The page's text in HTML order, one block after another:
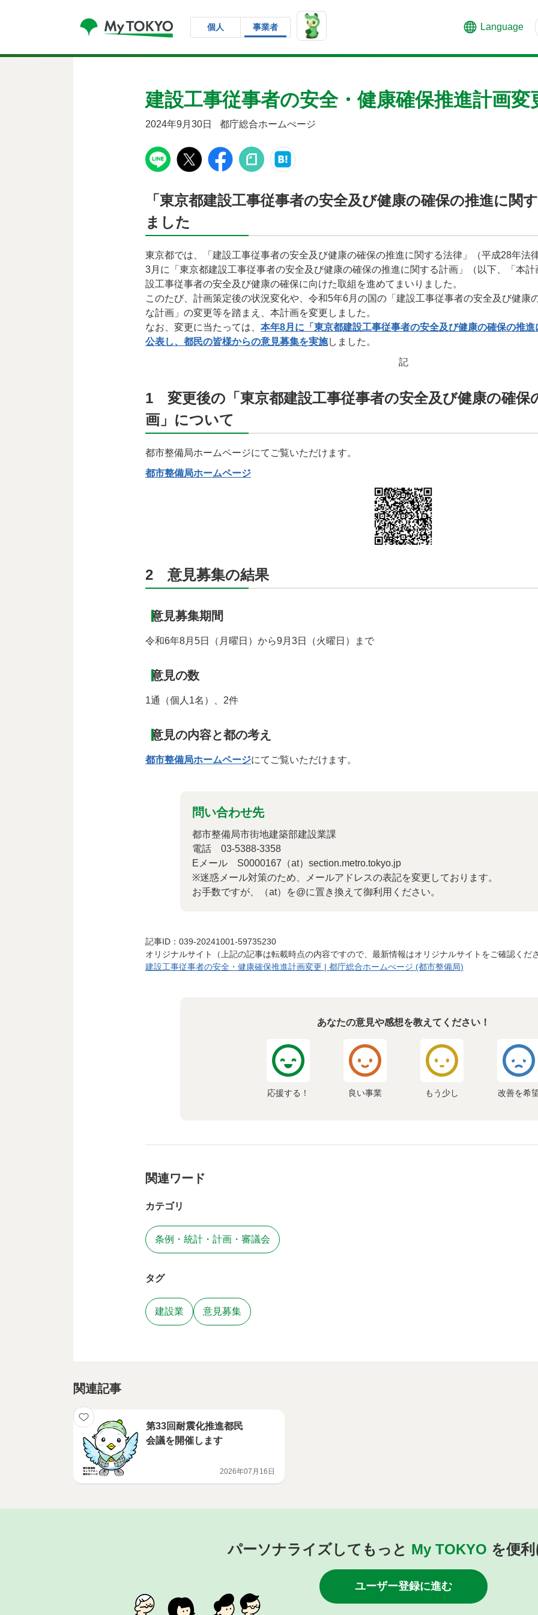
個人 事業者 Language
建設工事従事者の安全・健康確保推進計画変
2024年9月30日 都庁総合ホームぺージ
「東京都建設工事従事者の安全及び健康の確保の推進に関
ました
東京都では、「建設工事従事者の安全及び健康の確保の推進に関する法律」（平成28年法
3月に「東京都建設工事従事者の安全及び健康の確保の推進に関する計画」（以下、「本
設工事従事者の安全及び健康の確保に向けた取組を進めてまいりました。
このたび、計画策定後の状況変化や、令和5年6月の国の「建設工事従事者の安全及び健康
な計画」の変更等を踏まえ、本計画を変更しました。
なお、変更に当たっては、 本年8月に「東京都建設工事従事者の安全及び健康の確保の推
公表し、都民の皆様からの意見募集を実施しました。
記
1 変更後の「東京都建設工事従事者の安全及び健康の確保
画」について
都市整備局ホームページにてご覧いただけます。
都市整備局ホームページ
2 意見募集の結果
意見募集期間
令和6年8月5日（月曜日）から9月3日（火曜日）まで
意見の数
1通（個人1名）、2件
意見の内容と都の考え
都市整備局ホームページにてご覧いただけます。
問い合わせ先
都市整備局市街地建築部建設業課
電話 03-5388-3358
Eメール S0000167（at）section.metro.tokyo.jp
※迷惑メール対策のため、メールアドレスの表記を変更しております。
お手数ですが、（at）を@に置き換えて御利用ください。
記事ID：039-20241001-59735230
オリジナルサイト（上記の記事は転載時点の内容ですので、最新情報はオリジナルサイトをご確認くだ
建設工事従事者の安全・健康確保推進計画変更 | 都庁総合ホームぺージ (都市整備局)
あなたの意見や感想を教えてください！
応援する！ 良い事業 もう少し 改善を希
関連ワード
カテゴリ
条例・統計・計画・審議会
タグ
建設業 意見募集
関連記事
第33回耐震化推進都民
会議を開催します
2026年07月16日
パーソナライズしてもっと My TOKYO を便
ユーザー登録に進む